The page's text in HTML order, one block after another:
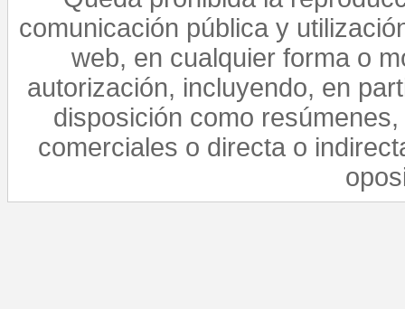
comunicación pública y
web, en cualquier forma o
autorización, incluyendo, en
disposición como
comerciales o directa o